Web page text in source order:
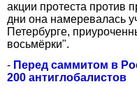
акции протеста против
дни она намеревалась
Петербурге,
восьмёрки".
- Перед саммитом в
200 антиглобалистов